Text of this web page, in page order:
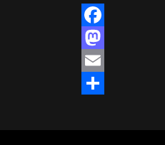
Facebook
Mastodon
Email